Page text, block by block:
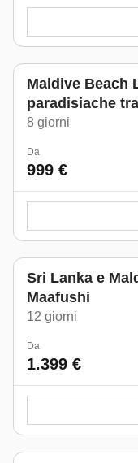
Maldive Beach
paradisiache
8 giorni
Da
999 €
Sri Lanka e
Maafushi
12 giorni
Da
1.399 €